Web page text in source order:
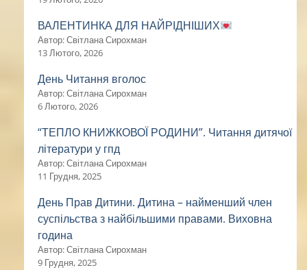
ВАЛЕНТИНКА ДЛЯ НАЙРІДНІШИХ
Автор: Світлана Сирохман
13 Лютого, 2026
День Читання вголос
Автор: Світлана Сирохман
6 Лютого, 2026
“ТЕПЛО КНИЖКОВОЇ РОДИНИ”. Читання дитячої
літератури у гпд
Автор: Світлана Сирохман
11 Грудня, 2025
День Прав Дитини. Дитина – найменший член
суспільства з найбільшими правами. Виховна
година
Автор: Світлана Сирохман
9 Грудня, 2025